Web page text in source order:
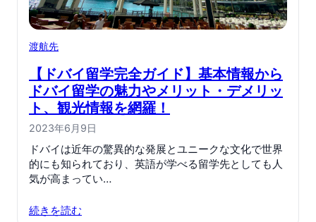
渡航先
【ドバイ留学完全ガイド】基本情報から
ドバイ留学の魅力やメリット・デメリッ
ト、観光情報を網羅！
2023年6月9日
ドバイは近年の驚異的な発展とユニークな文化で世界
的にも知られており、英語が学べる留学先としても人
気が高まってい…
続きを読む